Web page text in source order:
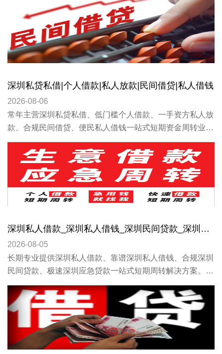
盖个人私借、小微经营贷、社保贷、车贷抵押、无抵押空放
等全品类业务，条件简单、手续快捷、当天可放款。
深圳私贷私借|个人借款|私人放款|民间借贷|私人借钱
2026-08-06
常年主营深圳私贷私借、低门槛个人借款、一手资方私人放
款、合规民间借贷、便民私人借钱一站式短期资金周转业
务。针对深圳上班族、自由职业、征信花、查询多、轻微逾
期、流水不足、小微个体商户贷款难、急用钱周转难等问
深圳私人借款_深圳私人借钱_深圳民间贷款_深圳应急贷款
2026-08-05
长期专业提供深圳私人借款、靠谱深圳私人借钱、合规深圳
民间贷款、极速深圳应急贷款一站式短期周转解决方案。专
为深圳在岗上班族、自由职业、无社保公积金人群、征信瑕
疵用户、小微个体商户解决突发资金缺口难题。